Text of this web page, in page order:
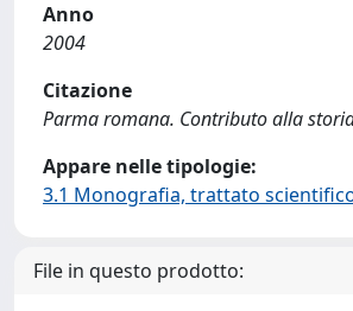
Anno
2004
Citazione
Parma romana. Contributo alla
Appare nelle tipologie:
3.1 Monografia, trattato
File in questo prodotto: